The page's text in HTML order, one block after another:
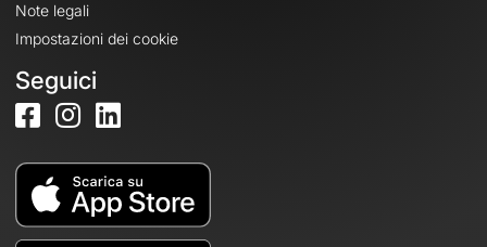
Note legali
Impostazioni dei cookie
Seguici